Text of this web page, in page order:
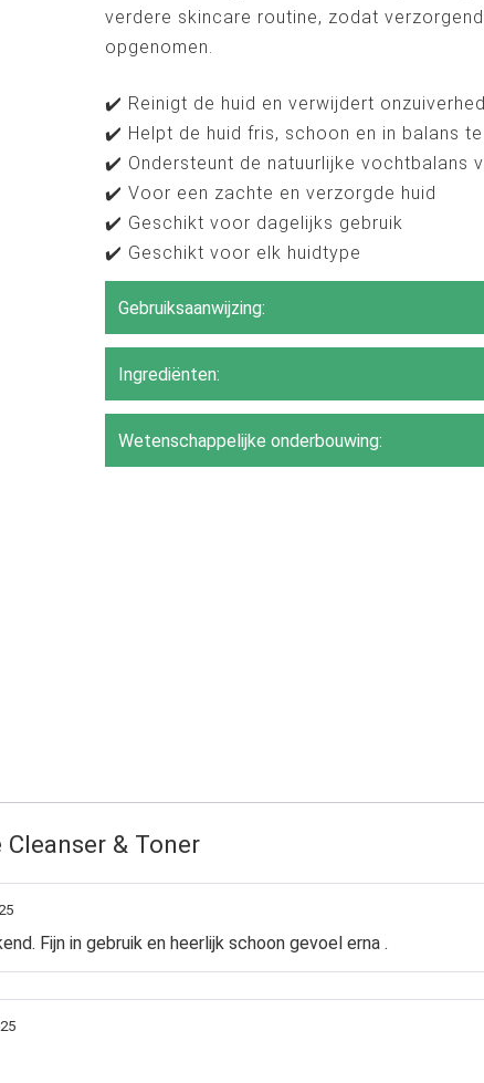
verdere skincare routine, zodat
opgenomen.
✔️ Reinigt de huid en verwijdert
✔️ Helpt de huid fris, schoon en in balans te
✔️ Ondersteunt de natuurlijke vochtbalans
✔️ Voor een zachte en verzorgde huid
✔️ Geschikt voor dagelijks gebruik
✔️ Geschikt voor elk huidtype
Gebruiksaanwijzing:
Ingrediënten:
Wetenschappelijke onderbouwing:
& Toner
Fijn in gebruik en heerlijk schoon gevoel erna .